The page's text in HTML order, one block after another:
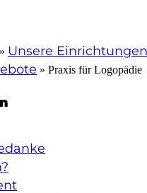
Unsere Einrichtungen
Praxis für Logopädie